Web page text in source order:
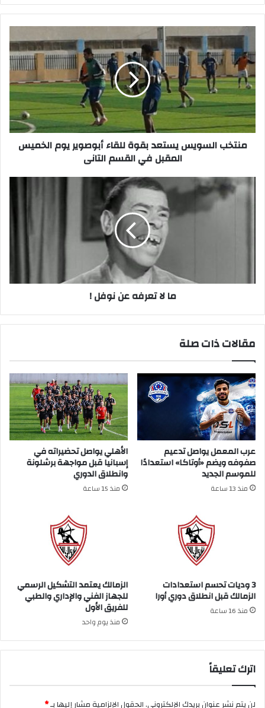
منتخب
السويس
يستعد
بقوة
للقاء
أبوصوير
يوم
الخميس
المقبل
فيمنتخب السويس يستعد بقوة للقاء أبوصوير يوم الخميس
المقبل في القسم التانى
ما
ما لا تعرفه عن نوفل !
مقالات ذات صلة
عرب المعمل يواصل تدعيم
صفوفه ويضم «أوتاكا» استعدادًا
للموسم الجديد
منذ 13 ساعة
الأهلي يواصل تحضيراته في
إسبانيا قبل مواجهة برشلونة
وانطلاق الدوري
منذ 15 ساعة
3 وديات تحسم استعدادات
الزمالك قبل انطلاق دوري أورا
منذ 16 ساعة
الزمالك يعتمد التشكيل الرسمي
للجهاز الفني والإداري والطبي
للفريق الأول
منذ يوم واحد
اترك تعليقاً
لن يتم نشر عنوان بريدك الإلكتروني.الحقول الإلزامية مشار إليها بـ*